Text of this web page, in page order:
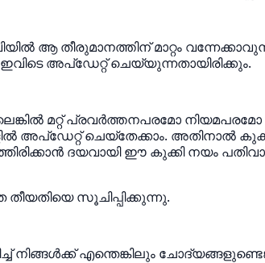
ആ തീരുമാനത്തിന് മാറ്റം
അപ്‌ഡേറ്റ് ചെയ്യുന്നതായിരിക്കും.
മറ്റ് പ്രവർത്തനപരമോ നിയമപരമോ
അപ്‌ഡേറ്റ് ചെയ്തേക്കാം. അതിനാൽ
ദയവായി ഈ കുക്കി നയം
സൂചിപ്പിക്കുന്നു.
എന്തെങ്കിലും